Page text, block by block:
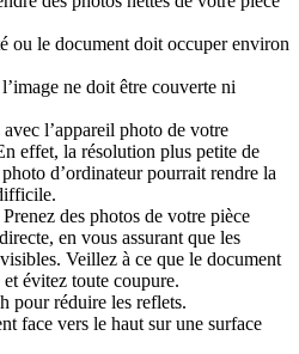
ou le document doit occuper environ
ne doit être couverte ni
l’appareil photo de votre
effet, la résolution plus petite de
d’ordinateur pourrait rendre la
des photos de votre pièce
en vous assurant que les
Veillez à ce que le document
évitez toute coupure.
pour réduire les reflets.
face vers le haut sur une surface